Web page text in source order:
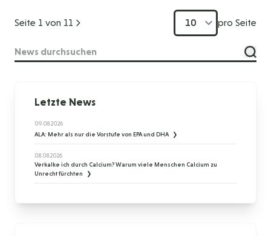
Seite 1 von 11 pro Seite
Suche
Letzte News
09.08.2026
ALA: Mehr als nur die Vorstufe von EPA und DHA
08.08.2026
Verkalke ich durch Calcium? Warum viele Menschen Calcium zu
Unrecht fürchten